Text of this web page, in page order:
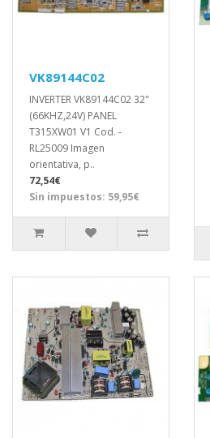
VK89144C02
INVERTER VK89144C02 32"
(66KHZ,24V) PANEL
T315XW01 V1 Cod. -
RL25009 Imagen
orientativa, p..
72,54€
Sin impuestos: 59,95€